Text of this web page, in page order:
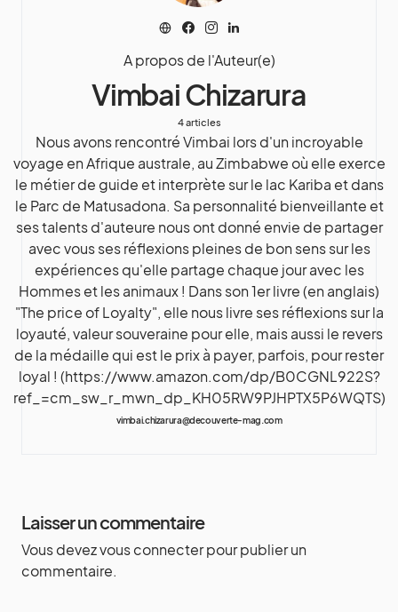
A propos de l'Auteur(e)
Vimbai Chizarura
4 articles
Nous avons rencontré Vimbai lors d'un incroyable
voyage en Afrique australe, au Zimbabwe où elle exerce
le métier de guide et interprète sur le lac Kariba et dans
le Parc de Matusadona. Sa personnalité bienveillante et
ses talents d'auteure nous ont donné envie de partager
avec vous ses réflexions pleines de bon sens sur les
expériences qu'elle partage chaque jour avec les
Hommes et les animaux ! Dans son 1er livre (en anglais)
"The price of Loyalty", elle nous livre ses réflexions sur la
loyauté, valeur souveraine pour elle, mais aussi le revers
de la médaille qui est le prix à payer, parfois, pour rester
loyal ! (https://www.amazon.com/dp/B0CGNL922S?
ref_=cm_sw_r_mwn_dp_KH05RW9PJHPTX5P6WQTS)
vimbai.chizarura@decouverte-mag.com
Laisser un commentaire
Vous devezvous connecterpour publier un
commentaire.